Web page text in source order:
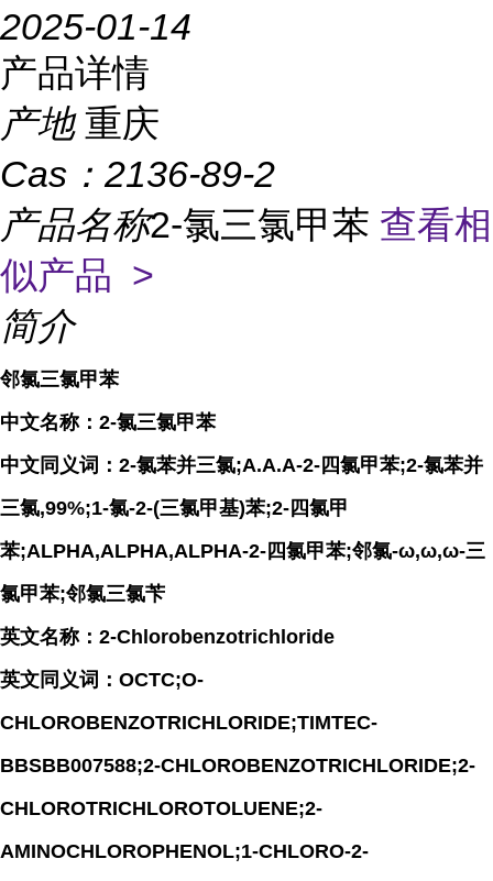
2025-01-14
产品详情
产地 重庆
Cas： 2136-89-2
产品名称2-氯三氯甲苯 查看相
似产品 >
简介
邻氯三氯甲苯
中文名称：2-氯三氯甲苯
中文同义词：2-氯苯并三氯;A.A.A-2-四氯甲苯;2-氯苯并
三氯,99%;1-氯-2-(三氯甲基)苯;2-四氯甲
苯;ALPHA,ALPHA,ALPHA-2-四氯甲苯;邻氯-ω,ω,ω-三
氯甲苯;邻氯三氯苄
英文名称：2-Chlorobenzotrichloride
英文同义词：OCTC;O-
CHLOROBENZOTRICHLORIDE;TIMTEC-
BBSBB007588;2-CHLOROBENZOTRICHLORIDE;2-
CHLOROTRICHLOROTOLUENE;2-
AMINOCHLOROPHENOL;1-CHLORO-2-